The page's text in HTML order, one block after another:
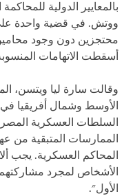
بالمعايير الدولية
ووتش. في قضية واحدة على
محتجزين دون وجود
أسقطت الاتهامات
وقالت سارة ليا ويتسن،
الأوسط وشمال أفريقيا
السلطات العسكرية
الممارسات المتبقية من
المحاكم العسكرية. يجب
الأشخاص لمجرد
الأول".